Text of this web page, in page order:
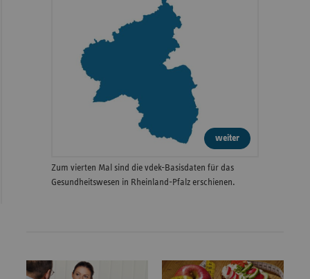
weiter
Zum vierten Mal sind die vdek-Basisdaten für das
Gesundheitswesen in Rheinland-Pfalz erschienen.